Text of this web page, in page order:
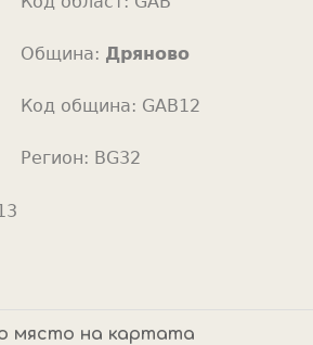
Община: Дряново
Код община: GAB12
Регион: BG32
място на картата